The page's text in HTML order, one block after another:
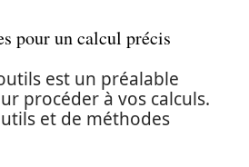
pour un calcul précis
est un préalable
procéder à vos calculs.
et de méthodes